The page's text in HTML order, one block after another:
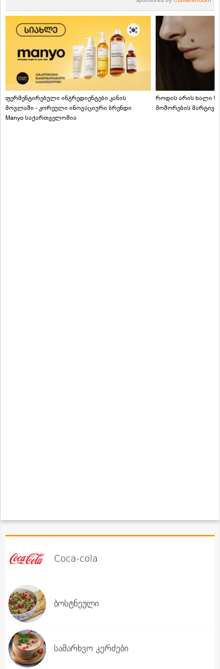
ფერმენტირებული ინგრედიენტები კანის
მოვლაში - კორეული ინოვაციური ბრენდი
Manyo საქართველოშია
როდის არის ხალი
მოშორების
Coca-cola
ბოსტნეული
სამარხვო კერძები